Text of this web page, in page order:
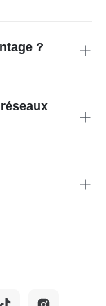
?